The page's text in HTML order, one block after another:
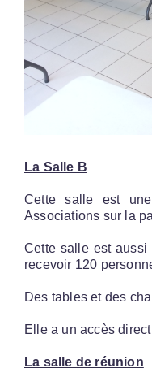
La Salle B
Cette salle est
Associations sur la
Cette salle est
recevoir 120
Des tables et des
Elle a un accès
La salle de réunion